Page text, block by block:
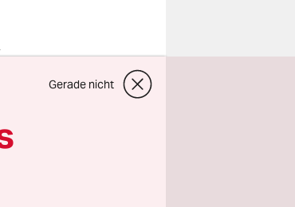
Gerade nicht